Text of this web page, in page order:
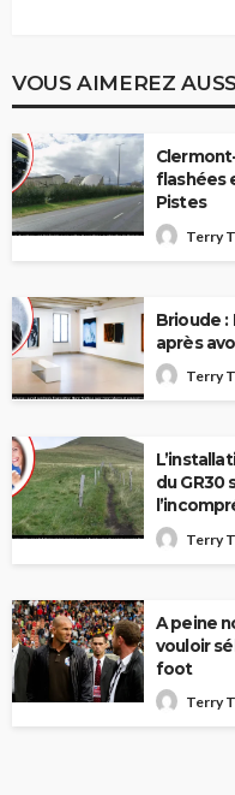
VOUS AIMEREZ
flashées
Pistes
Terry
Brioude :
après
Terry
du GR30
Terry
A peine
vouloir
foot
Terry